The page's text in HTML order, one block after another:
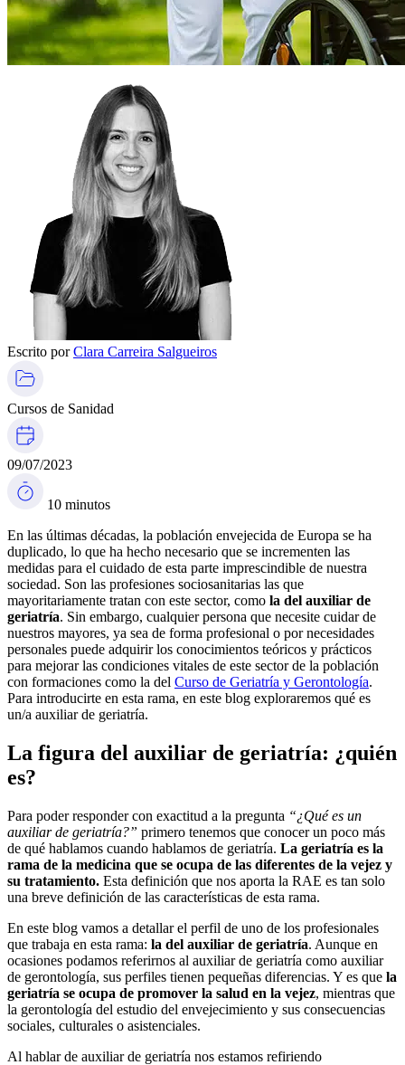
Escrito porClara Carreira Salgueiros
Cursos de Sanidad
09/07/2023
10 minutos
En las últimas décadas, la población envejecida de Europa se ha
duplicado, lo que ha hecho necesario que se incrementen las
medidas para el cuidado de esta parte imprescindible de nuestra
sociedad. Son las profesiones sociosanitarias las que
mayoritariamente tratan con este sector, como la del auxiliar de
geriatría. Sin embargo, cualquier persona que necesite cuidar de
nuestros mayores, ya sea de forma profesional o por necesidades
personales puede adquirir los conocimientos teóricos y prácticos
para mejorar las condiciones vitales de este sector de la población
con formaciones como la del Curso de Geriatría y Gerontología.
Para introducirte en esta rama, en este blog exploraremos qué es
un/a auxiliar de geriatría.
La figura del auxiliar de geriatría: ¿quién
es?
Para poder responder con exactitud a la pregunta “¿Qué es un
auxiliar de geriatría?” primero tenemos que conocer un poco más
de qué hablamos cuando hablamos de geriatría. La geriatría es la
rama de la medicina que se ocupa de las diferentes de la vejez y
su tratamiento. Esta definición que nos aporta la RAE es tan solo
una breve definición de las características de esta rama.
En este blog vamos a detallar el perfil de uno de los profesionales
que trabaja en esta rama: la del auxiliar de geriatría. Aunque en
ocasiones podamos referirnos al auxiliar de geriatría como auxiliar
de gerontología, sus perfiles tienen pequeñas diferencias. Y es que la
geriatría se ocupa de promover la salud en la vejez, mientras que
la gerontología del estudio del envejecimiento y sus consecuencias
sociales, culturales o asistenciales.
Al hablar de auxiliar de geriatría nos estamos refiriendo